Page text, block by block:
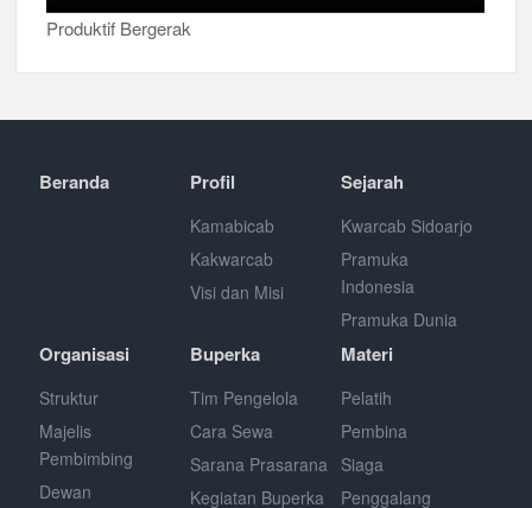
Produktif Bergerak
Beranda Profil
Kamabicab
Kakwarcab
Visi dan Misi
Sejarah
Kwarcab Sidoarjo
Pramuka
Indonesia
Pramuka Dunia
Organisasi
Struktur
Majelis
Pembimbing
Dewan
Buperka
Tim Pengelola
Cara Sewa
Sarana Prasarana
Kegiatan Buperka
Materi
Pelatih
Pembina
Siaga
Penggalang